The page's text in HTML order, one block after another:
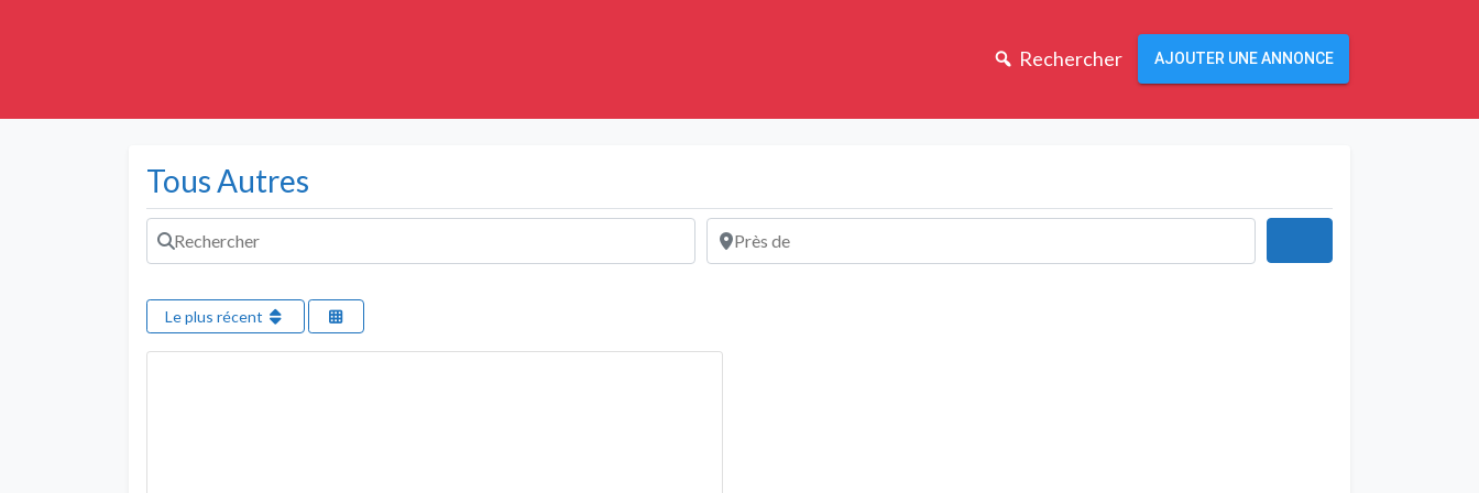
Rechercher AJOUTER UNE ANNONCE
Tous Autres
Rechercher Près de
Le plus récent